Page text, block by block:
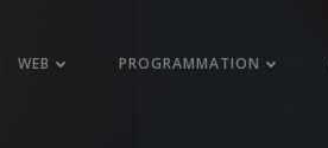
WEB PROGRAMMATION